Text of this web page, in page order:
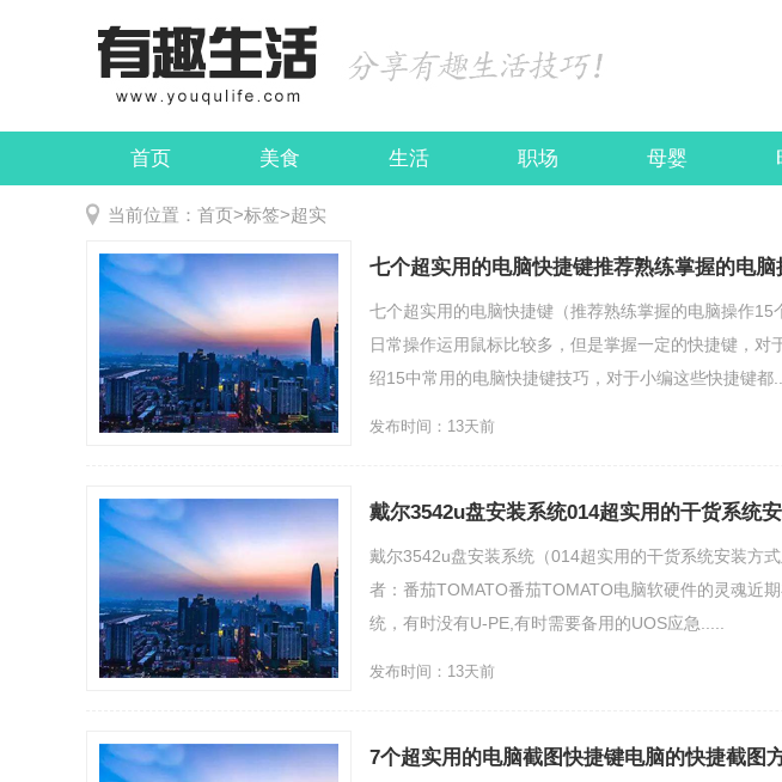
首页 美食 生活 职场 母婴
娱乐 民俗
当前位置： 首页>标签>超实
七个超实用的电脑快捷键推荐熟练掌握的电
七个超实用的电脑快捷键（推荐熟练掌握的电脑操作15
日常操作运用鼠标比较多，但是掌握一定的快捷键，对
绍15中常用的电脑快捷键技巧，对于小编这些快捷键都
发布时间：13天前
戴尔3542u盘安装系统014超实用的干货系统
戴尔3542u盘安装系统（014超实用的干货系统安装方
者：番茄TOMATO番茄TOMATO电脑软硬件的灵魂近
统，有时没有U-PE,有时需要备用的UOS应急.....
发布时间：13天前
7个超实用的电脑截图快捷键电脑的快捷截图